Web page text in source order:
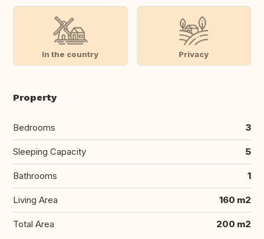
In the country Privacy
Property
Bedrooms 3
Sleeping Capacity 5
Bathrooms 1
Living Area 160 m2
Total Area 200 m2